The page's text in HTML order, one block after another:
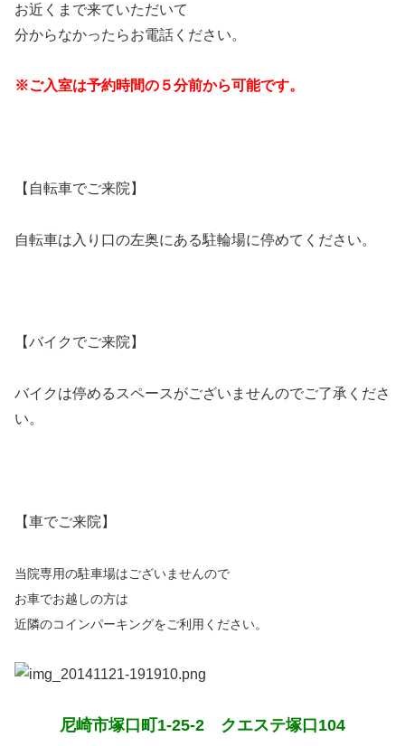
お近くまで来ていただいて
分からなかったらお電話ください。
※ご入室は予約時間の５分前から可能です。
【自転車でご来院】
自転車は入り口の左奥にある駐輪場に停めてください。
【バイクでご来院】
バイクは停めるスペースがございませんのでご了承くださ
い。
【車でご来院】
当院専用の駐車場はございませんので
お車でお越しの方は
近隣のコインパーキングをご利用ください。
尼崎市塚口町1-25-2 クエステ塚口104